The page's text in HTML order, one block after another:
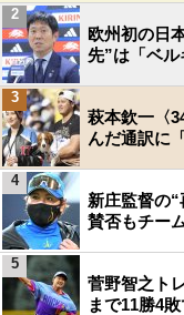
欧州初の日
先”は「ベ
2
萩本欽一〈
んだ通訳に
3
新庄監督の
賛否もチー
4
菅野智之ト
まで11勝4
5